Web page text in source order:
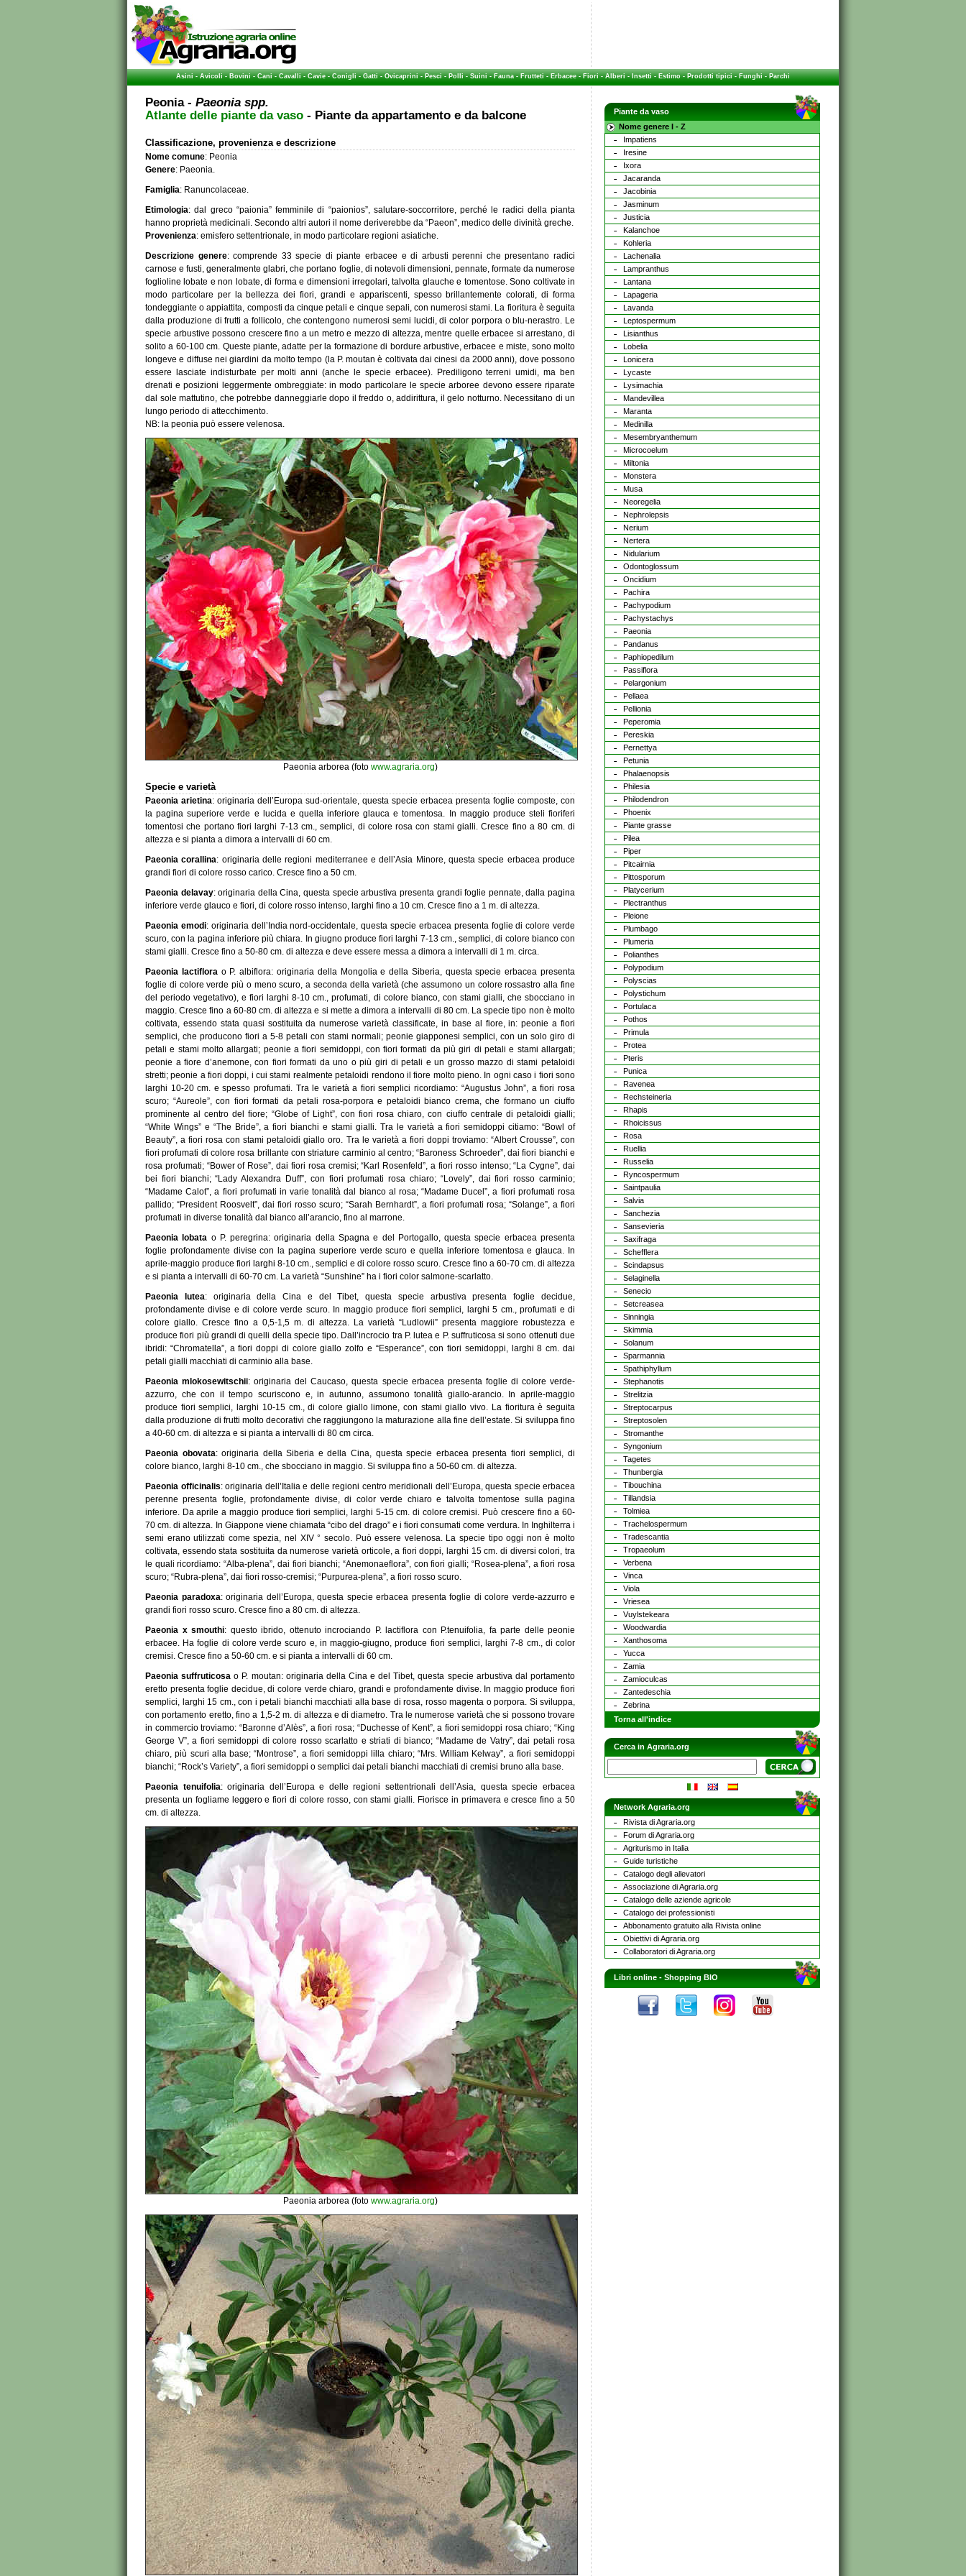
Asini-Avicoli-Bovini-Cani-Cavalli-Cavie-Conigli-Gatti-Ovicaprini-Pesci-Polli-Suini-Fauna-Frutteti-Erbacee-Fiori-Alberi-Insetti-Estimo-Prodotti tipici-Funghi-Parchi
Peonia - Paeonia spp.
Atlante delle piante da vaso - Piante da appartamento e da balcone
Classificazione, provenienza e descrizione
Nome comune: Peonia
Genere: Paeonia.
Famiglia: Ranuncolaceae.
Etimologia: dal greco “paionia” femminile di “paionios”, salutare-soccorritore, perché le radici della pianta
hanno proprietà medicinali. Secondo altri autori il nome deriverebbe da “Paeon”, medico delle divinità greche.
Provenienza: emisfero settentrionale, in modo particolare regioni asiatiche.
Descrizione genere: comprende 33 specie di piante erbacee e di arbusti perenni che presentano radici
carnose e fusti, generalmente glabri, che portano foglie, di notevoli dimensioni, pennate, formate da numerose
foglioline lobate e non lobate, di forma e dimensioni irregolari, talvolta glauche e tomentose. Sono coltivate in
modo particolare per la bellezza dei fiori, grandi e appariscenti, spesso brillantemente colorati, di forma
tondeggiante o appiattita, composti da cinque petali e cinque sepali, con numerosi stami. La fioritura è seguita
dalla produzione di frutti a follicolo, che contengono numerosi semi lucidi, di color porpora o blu-nerastro. Le
specie arbustive possono crescere fino a un metro e mezzo di altezza, mentre quelle erbacee si arrestano, di
solito a 60-100 cm. Queste piante, adatte per la formazione di bordure arbustive, erbacee e miste, sono molto
longeve e diffuse nei giardini da molto tempo (la P. moutan è coltivata dai cinesi da 2000 anni), dove possono
essere lasciate indisturbate per molti anni (anche le specie erbacee). Prediligono terreni umidi, ma ben
drenati e posizioni leggermente ombreggiate: in modo particolare le specie arboree devono essere riparate
dal sole mattutino, che potrebbe danneggiarle dopo il freddo o, addirittura, il gelo notturno. Necessitano di un
lungo periodo di attecchimento.
NB: la peonia può essere velenosa.
Paeonia arborea (foto www.agraria.org)
Specie e varietà
Paeonia arietina: originaria dell’Europa sud-orientale, questa specie erbacea presenta foglie composte, con
la pagina superiore verde e lucida e quella inferiore glauca e tomentosa. In maggio produce steli fioriferi
tomentosi che portano fiori larghi 7-13 cm., semplici, di colore rosa con stami gialli. Cresce fino a 80 cm. di
altezza e si pianta a dimora a intervalli di 60 cm.
Paeonia corallina: originaria delle regioni mediterranee e dell’Asia Minore, questa specie erbacea produce
grandi fiori di colore rosso carico. Cresce fino a 50 cm.
Paeonia delavay: originaria della Cina, questa specie arbustiva presenta grandi foglie pennate, dalla pagina
inferiore verde glauco e fiori, di colore rosso intenso, larghi fino a 10 cm. Cresce fino a 1 m. di altezza.
Paeonia emodi: originaria dell’India nord-occidentale, questa specie erbacea presenta foglie di colore verde
scuro, con la pagina inferiore più chiara. In giugno produce fiori larghi 7-13 cm., semplici, di colore bianco con
stami gialli. Cresce fino a 50-80 cm. di altezza e deve essere messa a dimora a intervalli di 1 m. circa.
Paeonia lactiflorao P. albiflora: originaria della Mongolia e della Siberia, questa specie erbacea presenta
foglie di colore verde più o meno scuro, a seconda della varietà (che assumono un colore rossastro alla fine
del periodo vegetativo), e fiori larghi 8-10 cm., profumati, di colore bianco, con stami gialli, che sbocciano in
maggio. Cresce fino a 60-80 cm. di altezza e si mette a dimora a intervalli di 80 cm. La specie tipo non è molto
coltivata, essendo stata quasi sostituita da numerose varietà classificate, in base al fiore, in: peonie a fiori
semplici, che producono fiori a 5-8 petali con stami normali; peonie giapponesi semplici, con un solo giro di
petali e stami molto allargati; peonie a fiori semidoppi, con fiori formati da più giri di petali e stami allargati;
peonie a fiore d’anemone, con fiori formati da uno o più giri di petali e un grosso mazzo di stami petaloidi
stretti; peonie a fiori doppi, i cui stami realmente petaloidi rendono il fiore molto pieno. In ogni caso i fiori sono
larghi 10-20 cm. e spesso profumati. Tra le varietà a fiori semplici ricordiamo: “Augustus John”, a fiori rosa
scuro; “Aureole”, con fiori formati da petali rosa-porpora e petaloidi bianco crema, che formano un ciuffo
prominente al centro del fiore; “Globe of Light”, con fiori rosa chiaro, con ciuffo centrale di petaloidi gialli;
“White Wings” e “The Bride”, a fiori bianchi e stami gialli. Tra le varietà a fiori semidoppi citiamo: “Bowl of
Beauty”, a fiori rosa con stami petaloidi giallo oro. Tra le varietà a fiori doppi troviamo: “Albert Crousse”, con
fiori profumati di colore rosa brillante con striature carminio al centro; “Baroness Schroeder”, dai fiori bianchi e
rosa profumati; “Bower of Rose”, dai fiori rosa cremisi; “Karl Rosenfeld”, a fiori rosso intenso; “La Cygne”, dai
bei fiori bianchi; “Lady Alexandra Duff”, con fiori profumati rosa chiaro; “Lovely”, dai fiori rosso carminio;
“Madame Calot”, a fiori profumati in varie tonalità dal bianco al rosa; “Madame Ducel”, a fiori profumati rosa
pallido; “President Roosvelt”, dai fiori rosso scuro; “Sarah Bernhardt”, a fiori profumati rosa; “Solange”, a fiori
profumati in diverse tonalità dal bianco all’arancio, fino al marrone.
Paeonia lobata o P. peregrina: originaria della Spagna e del Portogallo, questa specie erbacea presenta
foglie profondamente divise con la pagina superiore verde scuro e quella inferiore tomentosa e glauca. In
aprile-maggio produce fiori larghi 8-10 cm., semplici e di colore rosso scuro. Cresce fino a 60-70 cm. di altezza
e si pianta a intervalli di 60-70 cm. La varietà “Sunshine” ha i fiori color salmone-scarlatto.
Paeonia lutea: originaria della Cina e del Tibet, questa specie arbustiva presenta foglie decidue,
profondamente divise e di colore verde scuro. In maggio produce fiori semplici, larghi 5 cm., profumati e di
colore giallo. Cresce fino a 0,5-1,5 m. di altezza. La varietà “Ludlowii” presenta maggiore robustezza e
produce fiori più grandi di quelli della specie tipo. Dall’incrocio tra P. lutea e P. suffruticosa si sono ottenuti due
ibridi: “Chromatella”, a fiori doppi di colore giallo zolfo e “Esperance”, con fiori semidoppi, larghi 8 cm. dai
petali gialli macchiati di carminio alla base.
Paeonia mlokosewitschii: originaria del Caucaso, questa specie erbacea presenta foglie di colore verde-
azzurro, che con il tempo scuriscono e, in autunno, assumono tonalità giallo-arancio. In aprile-maggio
produce fiori semplici, larghi 10-15 cm., di colore giallo limone, con stami giallo vivo. La fioritura è seguita
dalla produzione di frutti molto decorativi che raggiungono la maturazione alla fine dell’estate. Si sviluppa fino
a 40-60 cm. di altezza e si pianta a intervalli di 80 cm circa.
Paeonia obovata: originaria della Siberia e della Cina, questa specie erbacea presenta fiori semplici, di
colore bianco, larghi 8-10 cm., che sbocciano in maggio. Si sviluppa fino a 50-60 cm. di altezza.
Paeonia officinalis: originaria dell’Italia e delle regioni centro meridionali dell’Europa, questa specie erbacea
perenne presenta foglie, profondamente divise, di color verde chiaro e talvolta tomentose sulla pagina
inferiore. Da aprile a maggio produce fiori semplici, larghi 5-15 cm. di colore cremisi. Può crescere fino a 60-
70 cm. di altezza. In Giappone viene chiamata “cibo del drago” e i fiori consumati come verdura. In Inghilterra i
semi erano utilizzati come spezia, nel XIV ° secolo. Può essere velenosa. La specie tipo oggi non è molto
coltivata, essendo stata sostituita da numerose varietà orticole, a fiori doppi, larghi 15 cm. di diversi colori, tra
le quali ricordiamo: “Alba-plena”, dai fiori bianchi; “Anemonaeflora”, con fiori gialli; “Rosea-plena”, a fiori rosa
scuro; “Rubra-plena”, dai fiori rosso-cremisi; “Purpurea-plena”, a fiori rosso scuro.
Paeonia paradoxa: originaria dell’Europa, questa specie erbacea presenta foglie di colore verde-azzurro e
grandi fiori rosso scuro. Cresce fino a 80 cm. di altezza.
Paeonia x smouthi: questo ibrido, ottenuto incrociando P. lactiflora con P.tenuifolia, fa parte delle peonie
erbacee. Ha foglie di colore verde scuro e, in maggio-giugno, produce fiori semplici, larghi 7-8 cm., di color
cremisi. Cresce fino a 50-60 cm. e si pianta a intervalli di 60 cm.
Paeonia suffruticosa o P. moutan: originaria della Cina e del Tibet, questa specie arbustiva dal portamento
eretto presenta foglie decidue, di colore verde chiaro, grandi e profondamente divise. In maggio produce fiori
semplici, larghi 15 cm., con i petali bianchi macchiati alla base di rosa, rosso magenta o porpora. Si sviluppa,
con portamento eretto, fino a 1,5-2 m. di altezza e di diametro. Tra le numerose varietà che si possono trovare
in commercio troviamo: “Baronne d’Alès”, a fiori rosa; “Duchesse of Kent”, a fiori semidoppi rosa chiaro; “King
George V”, a fiori semidoppi di colore rosso scarlatto e striati di bianco; “Madame de Vatry”, dai petali rosa
chiaro, più scuri alla base; “Montrose”, a fiori semidoppi lilla chiaro; “Mrs. William Kelway”, a fiori semidoppi
bianchi; “Rock’s Variety”, a fiori semidoppi o semplici dai petali bianchi macchiati di cremisi bruno alla base.
Paeonia tenuifolia: originaria dell’Europa e delle regioni settentrionali dell’Asia, questa specie erbacea
presenta un fogliame leggero e fiori di colore rosso, con stami gialli. Fiorisce in primavera e cresce fino a 50
cm. di altezza.
Paeonia arborea (foto www.agraria.org)
Piante da vaso
Nome genere I - Z
Impatiens
Iresine
Ixora
Jacaranda
Jacobinia
Jasminum
Justicia
Kalanchoe
Kohleria
Lachenalia
Lampranthus
Lantana
Lapageria
Lavanda
Leptospermum
Lisianthus
Lobelia
Lonicera
Lycaste
Lysimachia
Mandevillea
Maranta
Medinilla
Mesembryanthemum
Microcoelum
Miltonia
Monstera
Musa
Neoregelia
Nephrolepsis
Nerium
Nertera
Nidularium
Odontoglossum
Oncidium
Pachira
Pachypodium
Pachystachys
Paeonia
Pandanus
Paphiopedilum
Passiflora
Pelargonium
Pellaea
Pellionia
Peperomia
Pereskia
Pernettya
Petunia
Phalaenopsis
Philesia
Philodendron
Phoenix
Piante grasse
Pilea
Piper
Pitcairnia
Pittosporum
Platycerium
Plectranthus
Pleione
Plumbago
Plumeria
Polianthes
Polypodium
Polyscias
Polystichum
Portulaca
Pothos
Primula
Protea
Pteris
Punica
Ravenea
Rechsteineria
Rhapis
Rhoicissus
Rosa
Ruellia
Russelia
Ryncospermum
Saintpaulia
Salvia
Sanchezia
Sansevieria
Saxifraga
Schefflera
Scindapsus
Selaginella
Senecio
Setcreasea
Sinningia
Skimmia
Solanum
Sparmannia
Spathiphyllum
Stephanotis
Strelitzia
Streptocarpus
Streptosolen
Stromanthe
Syngonium
Tagetes
Thunbergia
Tibouchina
Tillandsia
Tolmiea
Trachelospermum
Tradescantia
Tropaeolum
Verbena
Vinca
Viola
Vriesea
Vuylstekeara
Woodwardia
Xanthosoma
Yucca
Zamia
Zamioculcas
Zantedeschia
Zebrina
Torna all'indice
Cerca in Agraria.org
Network Agraria.org
Rivista di Agraria.org
Forum di Agraria.org
Agriturismo in Italia
Guide turistiche
Catalogo degli allevatori
Associazione di Agraria.org
Catalogo delle aziende agricole
Catalogo dei professionisti
Abbonamento gratuito alla Rivista online
Obiettivi di Agraria.org
Collaboratori di Agraria.org
Libri online - Shopping BIO